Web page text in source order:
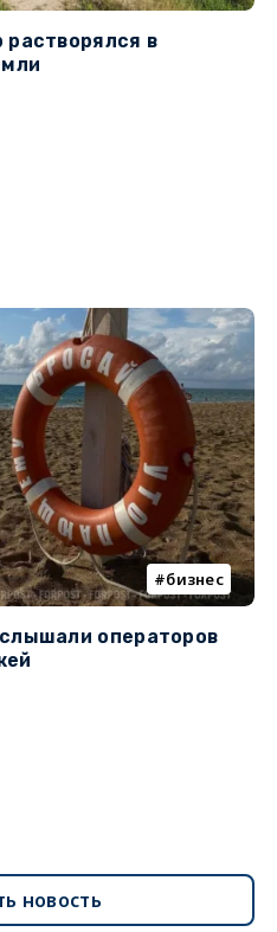
в
бизнес
операторов
новость